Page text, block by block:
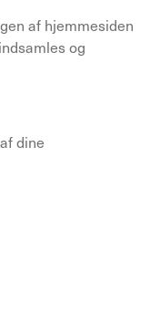
af hjemmesiden
og
dine